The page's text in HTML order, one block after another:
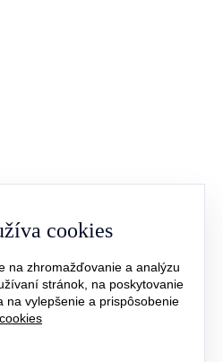
vody si všímať ako
cookies
na zhromažďovanie a analýzu
stránok, na poskytovanie
na vylepšenie a prispôsobenie